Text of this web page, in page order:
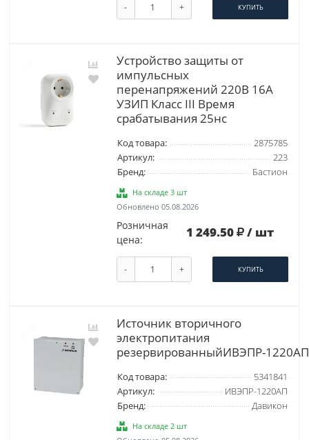
- + КУПИТЬ
Устройство защиты от
импульсных
перенапряжений 220В 16А
УЗИП Класс III Время
срабатывания 25нс
Код товара:
2875785
Артикул:
223
Бренд:
Бастион
На складе 3 шт
Обновлено 05.08.2026
Розничная
цена:
1 249.50 / шт
- + КУПИТЬ
Источник вторичного
электропитания
резервированныйИВЭПР-1220АП
Код товара:
5341841
Артикул:
ИВЭПР-1220АП
Бренд:
Давикон
На складе 2 шт